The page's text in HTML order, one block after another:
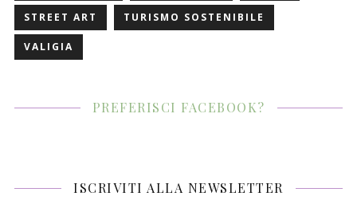
STREET ART TURISMO SOSTENIBILE
VALIGIA
PREFERISCI FACEBOOK?
ISCRIVITI ALLA NEWSLETTER